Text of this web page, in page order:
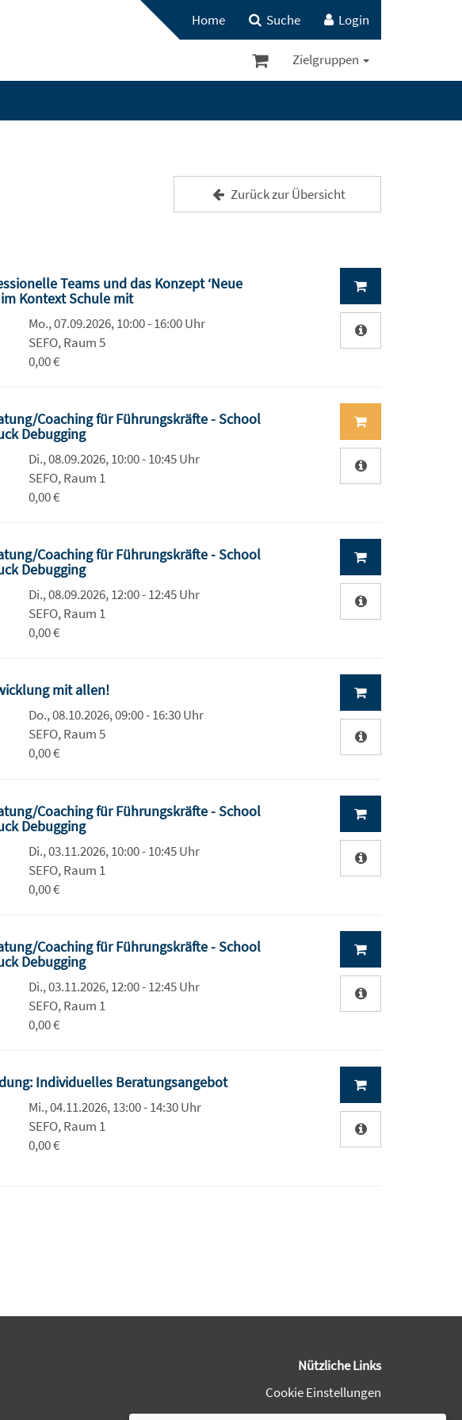
Home Suche Login
Zielgruppen
Zurück zur Übersicht
Teams und das Konzept ‘Neue
Kontext Schule mit
Mo., 07.09.2026, 10:00 - 16:00 Uhr
SEFO, Raum 5
0,00 €
Coaching für Führungskräfte - School
Debugging
Di., 08.09.2026, 10:00 - 10:45 Uhr
SEFO, Raum 1
0,00 €
Coaching für Führungskräfte - School
Debugging
Di., 08.09.2026, 12:00 - 12:45 Uhr
SEFO, Raum 1
0,00 €
mit allen!
Do., 08.10.2026, 09:00 - 16:30 Uhr
SEFO, Raum 5
0,00 €
Coaching für Führungskräfte - School
Debugging
Di., 03.11.2026, 10:00 - 10:45 Uhr
SEFO, Raum 1
0,00 €
Coaching für Führungskräfte - School
Debugging
Di., 03.11.2026, 12:00 - 12:45 Uhr
SEFO, Raum 1
0,00 €
Individuelles Beratungsangebot
Mi., 04.11.2026, 13:00 - 14:30 Uhr
SEFO, Raum 1
0,00 €
Nützliche Links
Cookie Einstellungen